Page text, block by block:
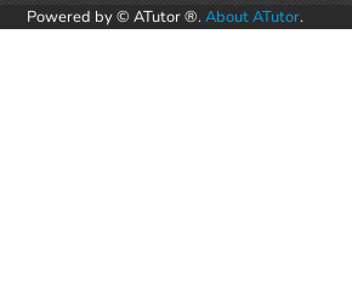
Powered by © ATutor ®. About ATutor.